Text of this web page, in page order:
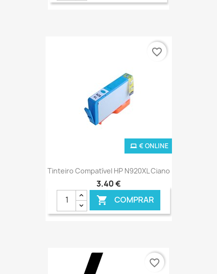
Tinteiro Compatível HP N920XL Ciano
3,40 €
 COMPRAR
€ ONLINE
favorite_border
favorite_border